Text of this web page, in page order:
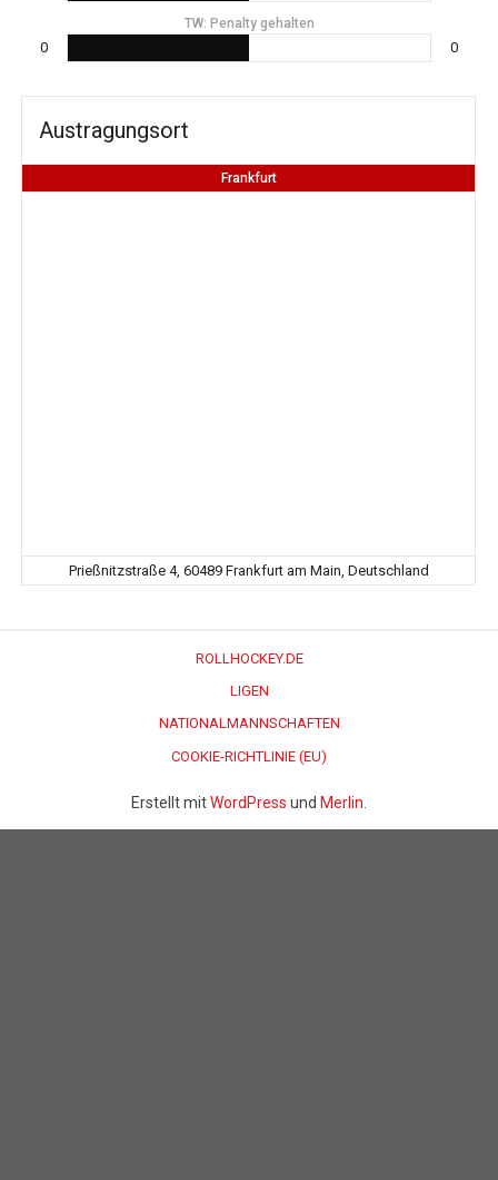
TW: Penalty gehalten
0 0
Austragungsort
Frankfurt
Prießnitzstraße 4, 60489 Frankfurt am Main, Deutschland
ROLLHOCKEY.DE
LIGEN
NATIONALMANNSCHAFTEN
COOKIE-RICHTLINIE (EU)
Erstellt mitWordPress und Merlin